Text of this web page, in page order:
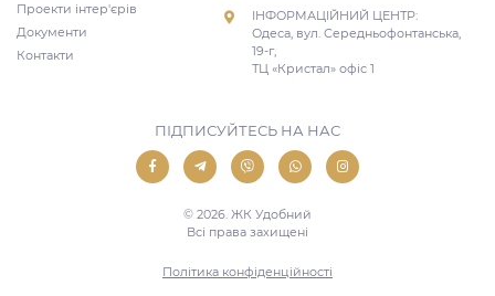
Проекти інтер'єрів
Документи
Контакти
ІНФОРМАЦІЙНИЙ ЦЕНТР:
Одеса, вул. Середньофонтанська,
19-г,
ТЦ «Кристал» офіс 1
ПІДПИСУЙТЕСЬ НА НАС
© 2026. ЖК Удобний
Всі права захищені
Політика конфіденційності